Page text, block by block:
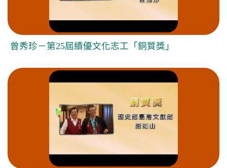
曾秀珍－第25屆績優文化志工「銅質獎」